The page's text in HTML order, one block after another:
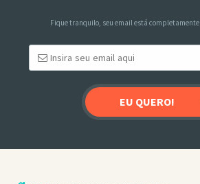
Fique tranquilo, seu email está completamente